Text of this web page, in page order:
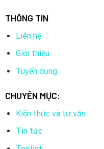
THÔNG TIN
Liên hệ
Giới thiệu
Tuyển dụng
CHUYÊN MỤC:
Kiến thức và tư vấn
Tin tức